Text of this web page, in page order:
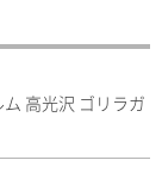
高光沢 ゴリラガ